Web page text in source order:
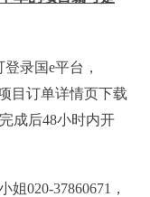
录国e平台，
目订单详情页下载
成后48小时内开
020-37860671，